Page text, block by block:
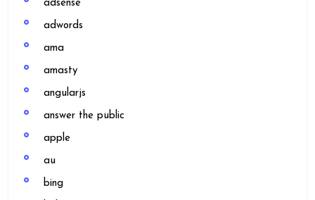
adsense
adwords
ama
amasty
angularjs
answer the public
apple
au
bing